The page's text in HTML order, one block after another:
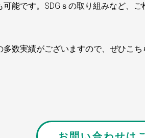
能です。SDGｓの取り組みなど、
数実績がございますので、ぜひこち